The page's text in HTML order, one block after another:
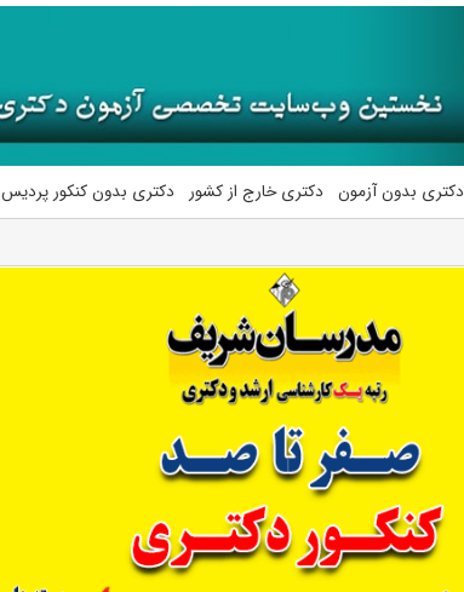
دکتری بدون آزمون دکتری خارج از کشور دکتری بدون کنکور پردیس